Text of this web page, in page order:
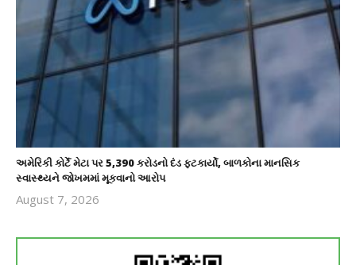
અમેરિકી કોર્ટે મેટા પર 5,390 કરોડનો દંડ ફટકાર્યો, બાળકોના માનસિક
સ્વાસ્થ્યને જોખમમાં મૂકવાનો આરોપ
August 7, 2026